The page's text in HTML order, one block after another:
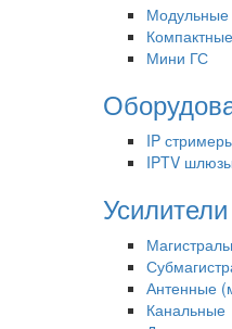
Мини ГС
IP
IPTV шлюзы
Усилители
Антенные
Канальные